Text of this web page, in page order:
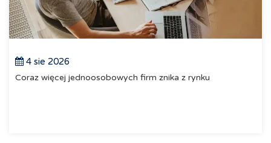
4 sie 2026
Coraz więcej jednoosobowych firm znika z rynku